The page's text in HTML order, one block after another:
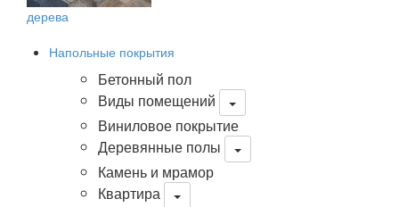
дерева
Напольные покрытия
Бетонный пол
Виды помещений
Виниловое покрытие
Деревянные полы
Камень и мрамор
Квартира